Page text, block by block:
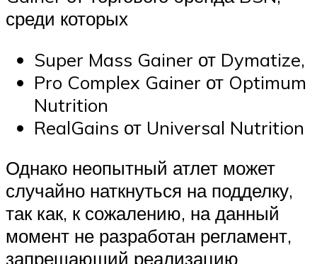
среди которых
Super Mass Gainer от Dymatize,
Pro Complex Gainer от Optimum
Nutrition
RealGains от Universal Nutrition
Однако неопытный атлет может
случайно наткнуться на подделку,
так как, к сожалению, на данный
момент не разработан регламент,
запрещающий реализацию